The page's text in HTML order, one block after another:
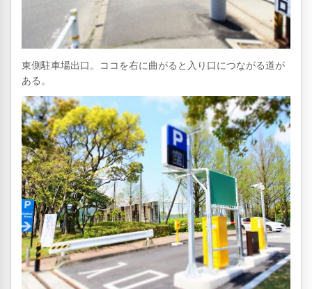
東側駐車場出口。ココを右に曲がると入り口につながる道が
ある。